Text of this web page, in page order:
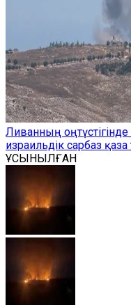
Ливанның
израильдік сарбаз
ҰСЫНЫЛҒАН